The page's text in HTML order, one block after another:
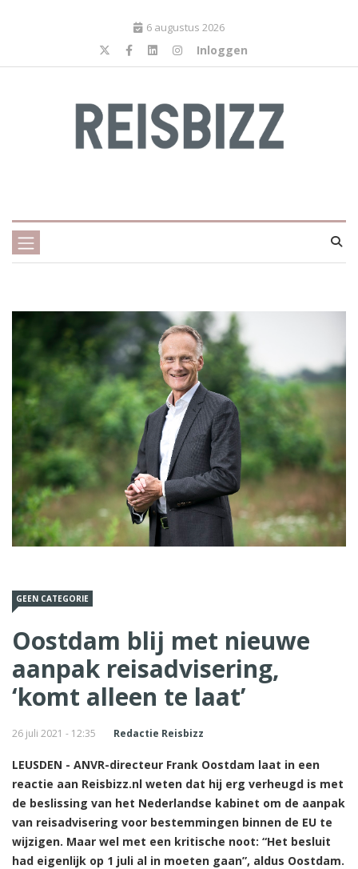
6 augustus 2026
Inloggen
GEEN CATEGORIE
Oostdam blij met nieuwe
aanpak reisadvisering,
‘komt alleen te laat’
26 juli 2021 - 12:35 Redactie Reisbizz
LEUSDEN - ANVR-directeur Frank Oostdam laat in een
reactie aan Reisbizz.nl weten dat hij erg verheugd is met
de beslissing van het Nederlandse kabinet om de aanpak
van reisadvisering voor bestemmingen binnen de EU te
wijzigen. Maar wel met een kritische noot: “Het besluit
had eigenlijk op 1 juli al in moeten gaan”, aldus Oostdam.